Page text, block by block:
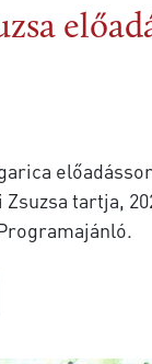
tartja,